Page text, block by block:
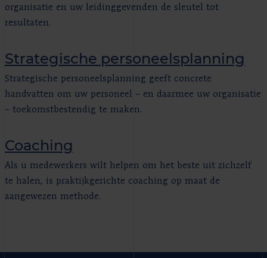
organisatie en uw leidinggevenden de sleutel tot
resultaten.
Strategische personeelsplanning
Strategische personeelsplanning geeft concrete
handvatten om uw personeel – en daarmee uw organisatie
– toekomstbestendig te maken.
Coaching
Als u medewerkers wilt helpen om het beste uit zichzelf
te halen, is praktijkgerichte coaching op maat de
aangewezen methode.